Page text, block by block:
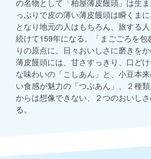
の名物として「柏屋薄皮饅頭」は生
っぷりで皮の薄い薄皮饅頭は瞬くま
となり地元の人はもちろん、旅する
続けて159年になる。「まごごろを包
りの原点に、日々おいしさに磨きを
薄皮饅頭には、甘さすっきり、口ど
な味わいの「こしあん」と、小豆本
い食感が魅力の「つぶあん」、２種
からは想像できない、２つのおいし
る。